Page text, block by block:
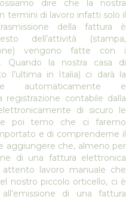
dire che la nostra
termini di lavoro infatti solo il
della fattura è
dell’attività (stampa,
vengono fatte con i
Quando la nostra casa di
l’ultima in Italia) ci darà la
automaticamente e
contabile dalla
di sicuro le
poi temo che ci faremo
e di comprenderne il
aggiungere che, almeno per
di una fattura elettronica
lavoro manuale che
nostro piccolo orticello, ci è
di una fattura